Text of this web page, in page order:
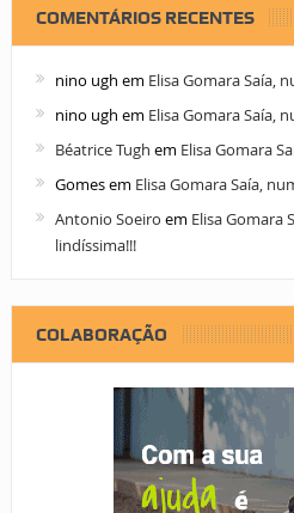
COMENTÁRIOS RECENTES
nino ugh em Elisa Gomara Saía,
nino ugh em Elisa Gomara Saía,
Béatrice Tugh em Elisa Gomara
Gomesem Elisa Gomara Saía,
Antonio Soeiro em Elisa Gomara
lindíssima!!!
COLABORAÇÃO